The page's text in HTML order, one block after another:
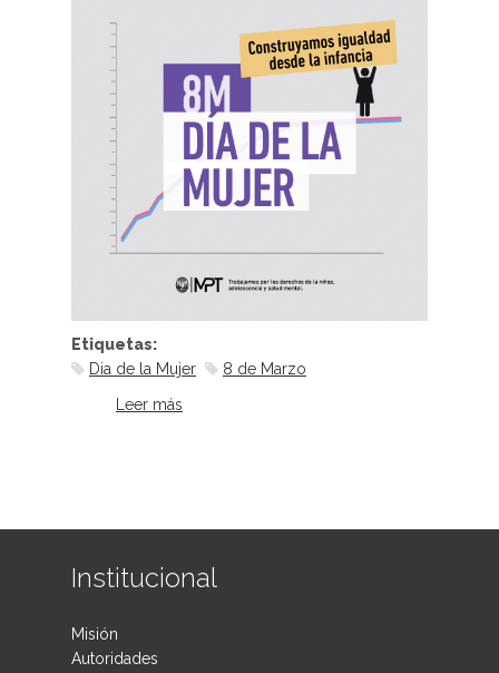
Etiquetas:
Dia de la Mujer
8 de Marzo
Leer más
Institucional
Misión
Autoridades